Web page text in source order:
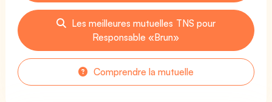
Les meilleures mutuelles TNS pour
Responsable «Brun»
Comprendre la mutuelle